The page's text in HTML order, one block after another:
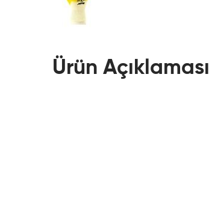
Ürün Açıklaması